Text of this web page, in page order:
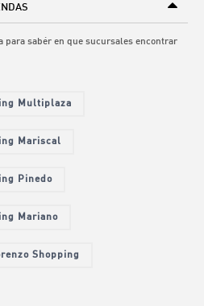
para sabér en que sucursales encontrar
Multiplaza
Mariscal
Pinedo
Mariano
Shopping